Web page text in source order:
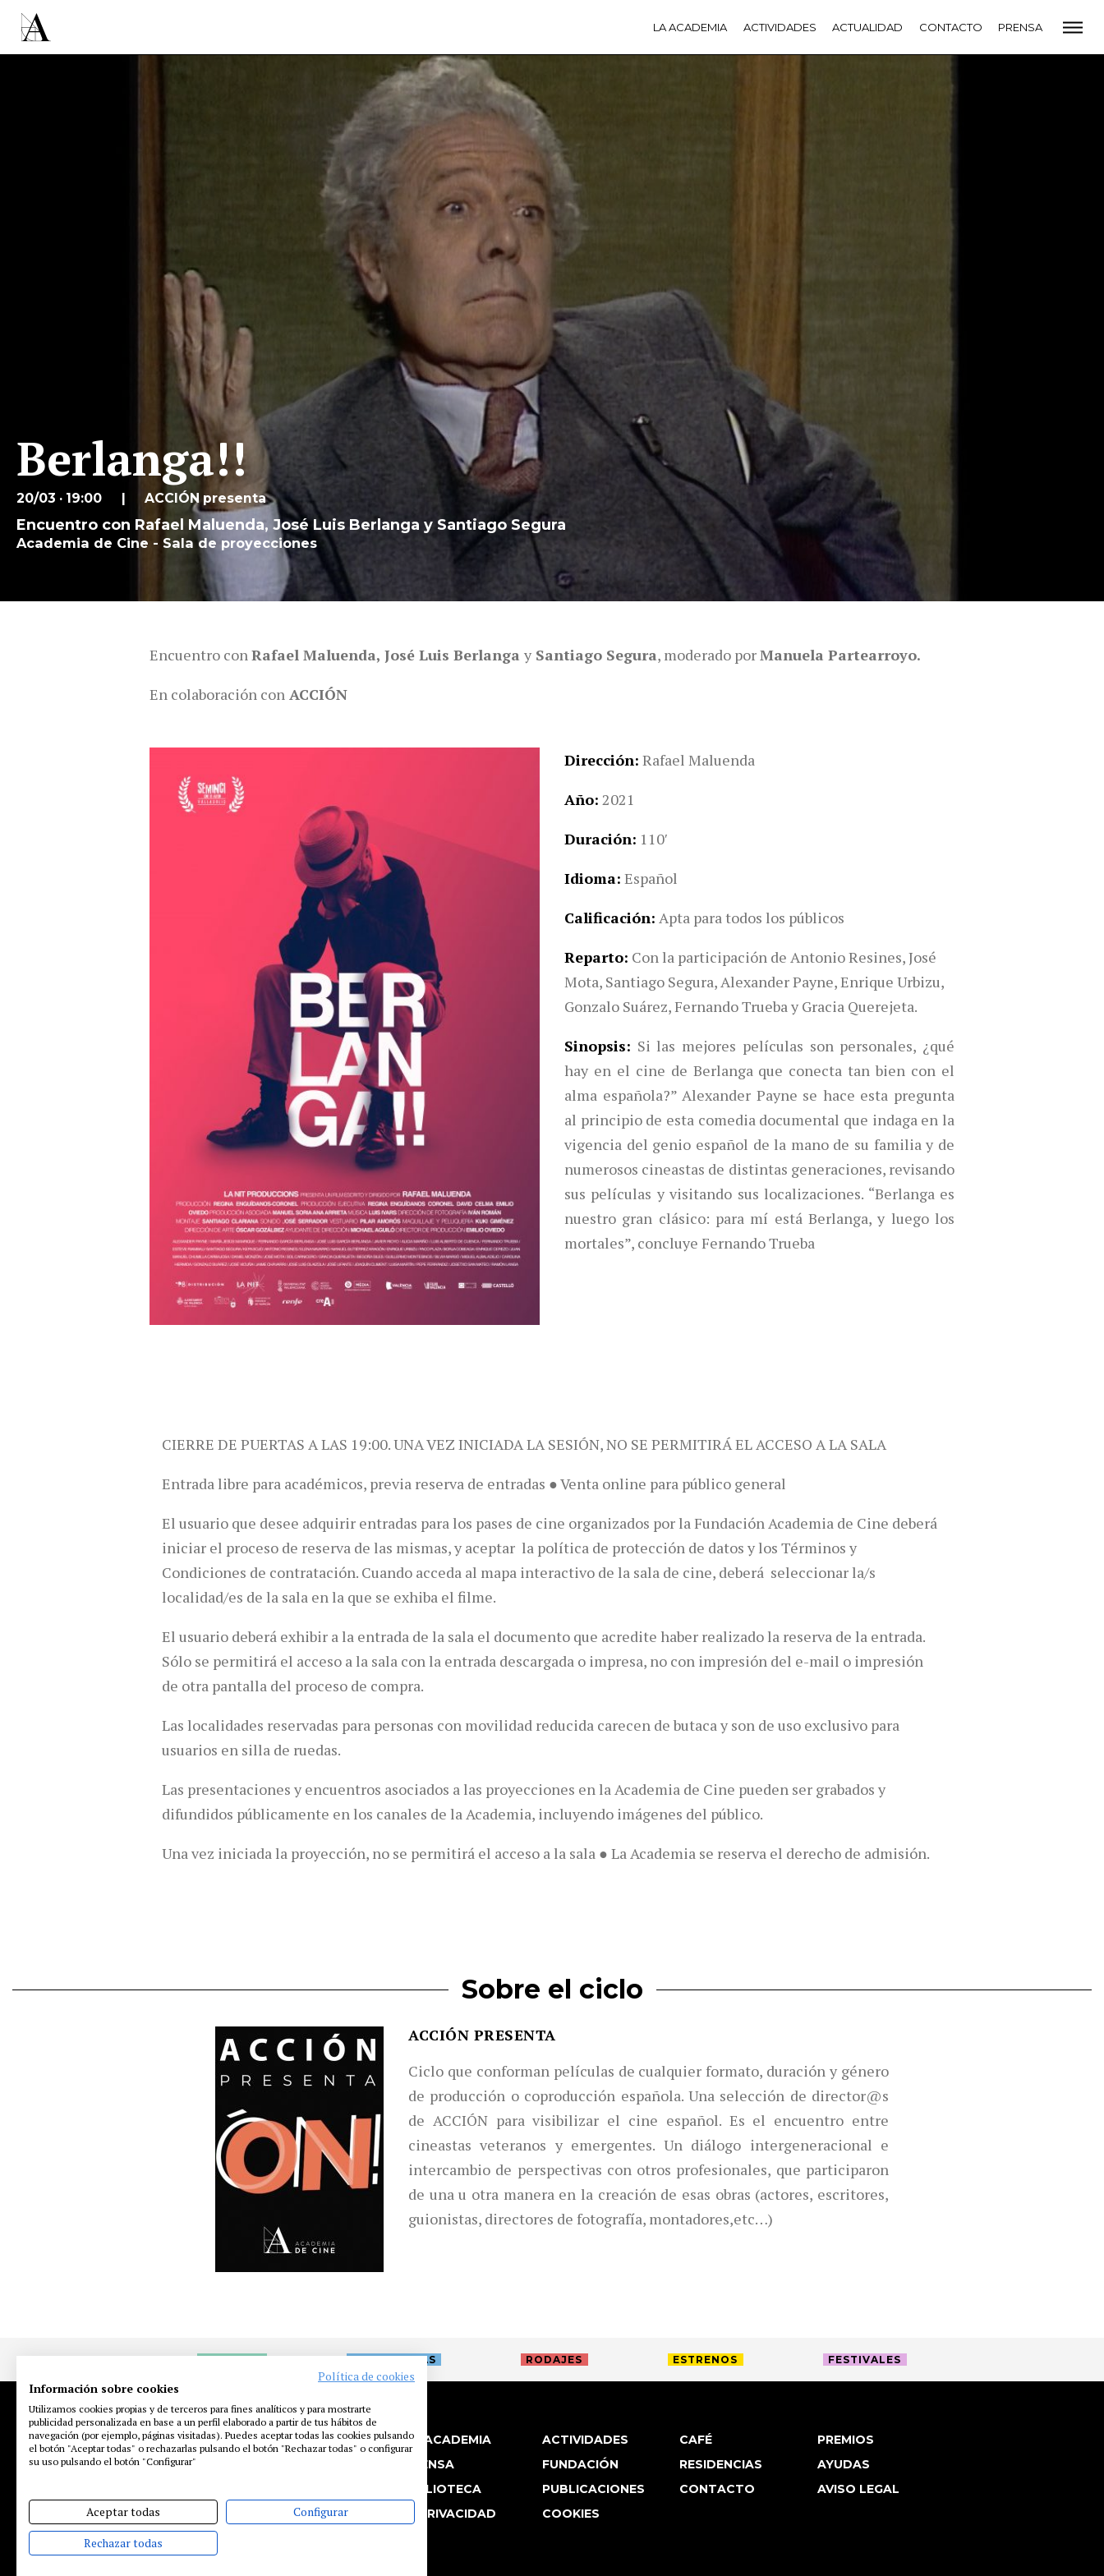
LA ACADEMIA ACTIVIDADES ACTUALIDAD CONTACTO PRENSA
Berlanga!!
20/03 · 19:00 ACCIÓN presenta
Encuentro con Rafael Maluenda, José Luis Berlanga y Santiago Segura
Academia de Cine - Sala de proyecciones
Encuentro conRafael Maluenda, José Luis Berlanga y Santiago Segura, moderado porManuela Partearroyo.
En colaboración con ACCIÓN
Dirección Rafael Maluenda
Año 2021
Duración 110′
Idioma Español
Calificación Apta para todos los públicos
Reparto Con la participación de Antonio Resines, José
Mota, Santiago Segura, Alexander Payne, Enrique Urbizu,
Gonzalo Suárez, Fernando Trueba y Gracia Querejeta.
Sinopsis
Si las mejores películas son personales, ¿qué
hay en el cine de Berlanga que conecta tan bien con el
alma española?” Alexander Payne se hace esta pregunta
al principio de esta comedia documental que indaga en la
vigencia del genio español de la mano de su familia y de
numerosos cineastas de distintas generaciones, revisando
sus películas y visitando sus localizaciones. “Berlanga es
nuestro gran clásico: para mí está Berlanga, y luego los
mortales”, concluye Fernando Trueba
CIERRE DE PUERTAS A LAS 19:00. UNA VEZ INICIADA LA SESIÓN, NO SE PERMITIRÁ EL ACCESO A LA SALA
Entrada libre para académicos, previa reserva de entradas ● Venta online para público general
El usuario que desee adquirir entradas para los pases de cine organizados por la Fundación Academia de Cine deberá
iniciar el proceso de reserva de las mismas, y aceptar la política de protección de datos y los Términos y
Condiciones de contratación. Cuando acceda al mapa interactivo de la sala de cine, deberá seleccionar la/s
localidad/es de la sala en la que se exhiba el filme.
El usuario deberá exhibir a la entrada de la sala el documento que acredite haber realizado la reserva de la entrada.
Sólo se permitirá el acceso a la sala con la entrada descargada o impresa, no con impresión del e-mail o impresión
de otra pantalla del proceso de compra.
Las localidades reservadas para personas con movilidad reducida carecen de butaca y son de uso exclusivo para
usuarios en silla de ruedas.
Las presentaciones y encuentros asociados a las proyecciones en la Academia de Cine pueden ser grabados y
difundidos públicamente en los canales de la Academia, incluyendo imágenes del público.
Una vez iniciada la proyección, no se permitirá el acceso a la sala ● La Academia se reserva el derecho de admisión.
Sobre el ciclo
ACCIÓN PRESENTA
Ciclo que conforman películas de cualquier formato, duración y género
de producción o coproducción española. Una selección de director@s
de ACCIÓN para visibilizar el cine español. Es el encuentro entre
cineastas veteranos y emergentes. Un diálogo intergeneracional e
intercambio de perspectivas con otros profesionales, que participaron
de una u otra manera en la creación de esas obras (actores, escritores,
guionistas, directores de fotografía, montadores,etc…)
NOTICIAS ENTREVISTAS RODAJES ESTRENOS FESTIVALES
LA ACADEMIA ACTIVIDADES CAFÉ
PREMIOS
PRENSA
FUNDACIÓN RESIDENCIAS
AYUDAS
BIBLIOTECA
PUBLICACIONES CONTACTO
AVISO LEGAL
P. PRIVACIDAD
COOKIES
LA ACADEMIA PREMIOS GOYA FUNDACIÓN
CONTACTO
Política de cookies
Información sobre cookies
Utilizamos cookies propias y de terceros para fines analíticos y para mostrarte
publicidad personalizada en base a un perfil elaborado a partir de tus hábitos de
navegación (por ejemplo, páginas visitadas). Puedes aceptar todas las cookies pulsando
el botón "Aceptar todas" o rechazarlas pulsando el botón "Rechazar todas" o configurar
su uso pulsando el botón "Configurar"
Aceptar todas Configurar
Rechazar todas